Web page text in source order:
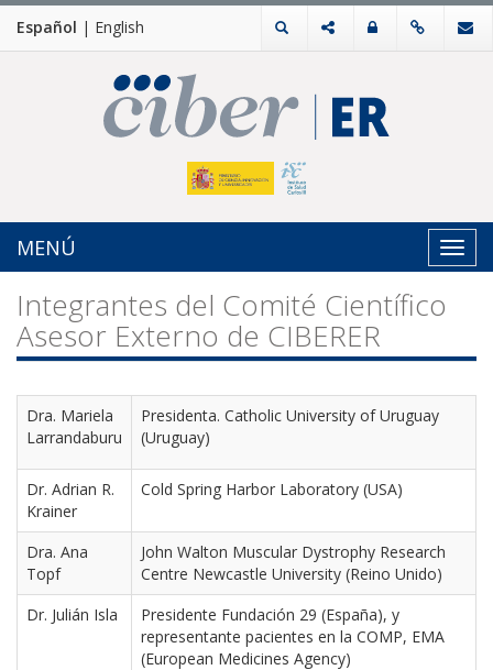
Español | English
MENÚ
Integrantes del Comité Científico
Asesor Externo de CIBERER
Dra. Mariela
Larrandaburu
Presidenta. Catholic University of Uruguay
(Uruguay)
Dr. Adrian R.
Krainer
Cold Spring Harbor Laboratory (USA)
Dra. Ana
Topf
John Walton Muscular Dystrophy Research
Centre Newcastle University (Reino Unido)
Dr. Julián Isla
Presidente Fundación 29 (España), y
representante pacientes en la COMP, EMA
(European Medicines Agency)